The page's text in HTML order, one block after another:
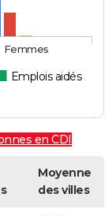
Emplois aidés
Femmes
en CDI
Moyenne
des villes